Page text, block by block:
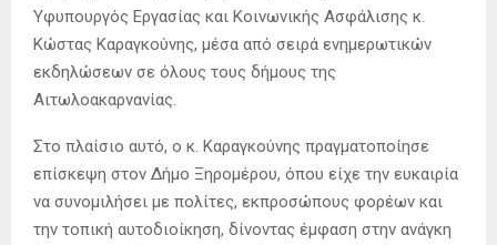
Υφυπουργός Εργασίας και Κοινωνικής Ασφάλισης κ.
Κώστας Καραγκούνης, μέσα από σειρά ενημερωτικών
εκδηλώσεων σε όλους τους δήμους της
Αιτωλοακαρνανίας.
Στο πλαίσιο αυτό, ο κ. Καραγκούνης πραγματοποίησε
επίσκεψη στον Δήμο Ξηρομέρου, όπου είχε την ευκαιρία
να συνομιλήσει με πολίτες, εκπροσώπους φορέων και
την τοπική αυτοδιοίκηση, δίνοντας έμφαση στην ανάγκη